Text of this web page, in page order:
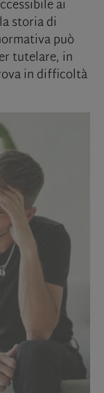
ai
storia di
può
tutelare, in
in difficoltà